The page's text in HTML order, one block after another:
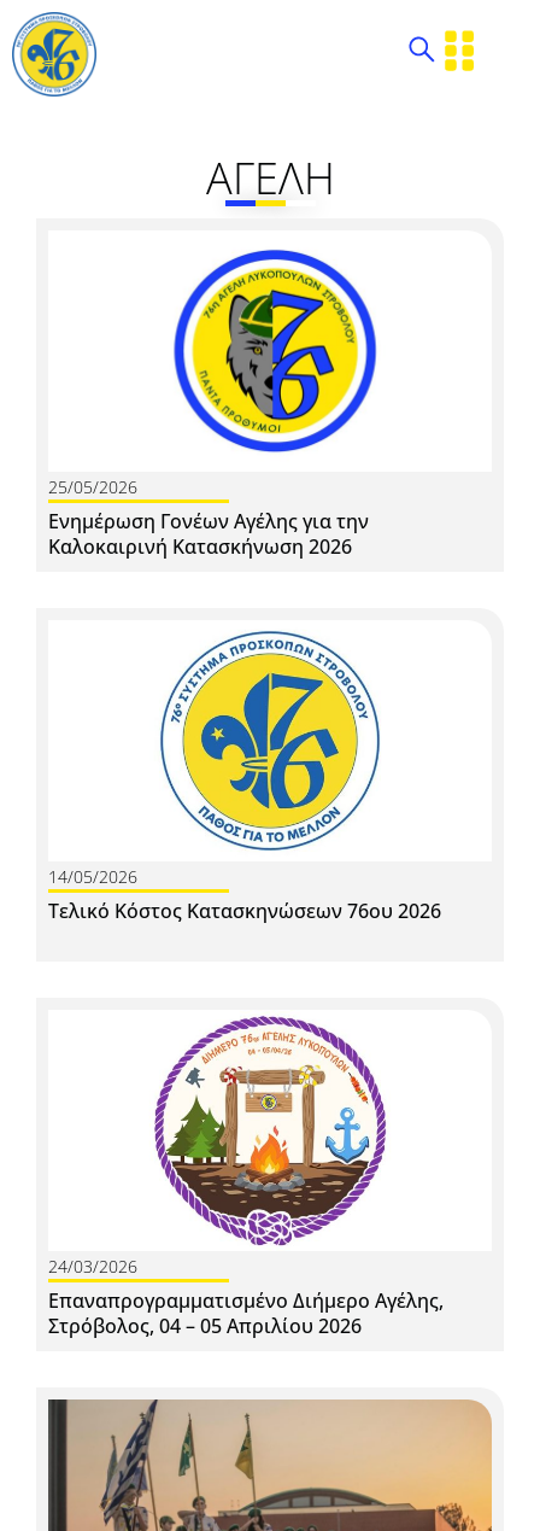
ΑΓΕΛΗ
25/05/2026
Ενημέρωση Γονέων Αγέλης για την
Καλοκαιρινή Κατασκήνωση 2026
14/05/2026
Τελικό Κόστος Κατασκηνώσεων 76ου 2026
24/03/2026
Επαναπρογραμματισμένο Διήμερο Αγέλης,
Στρόβολος, 04 – 05 Απριλίου 2026